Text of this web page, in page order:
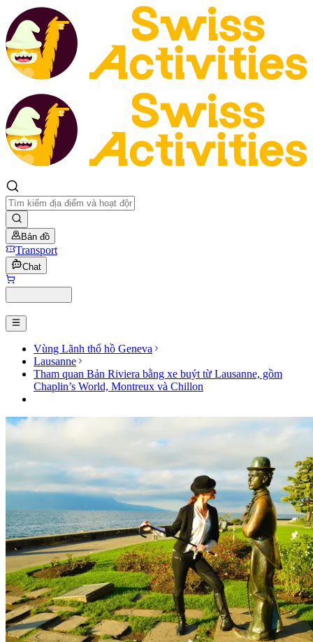
Bản đồ
Transport
Chat
Vùng Lãnh thổ hồ Geneva
Lausanne
Tham quan Bản Riviera bằng xe buýt từ Lausanne, gồm
Chaplin’s World, Montreux và Chillon